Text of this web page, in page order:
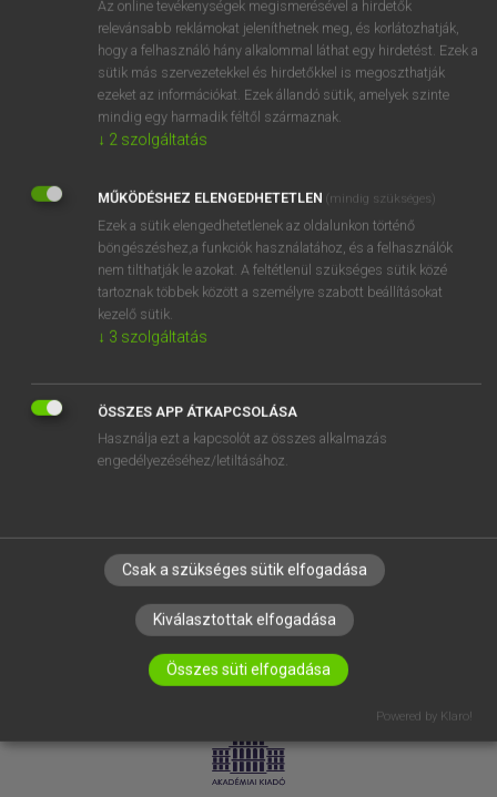
SZOTAR.NET APPLIKÁCIÓ
MICROSOFT OFFICE BŐVÍTMÉNY
BEÉPÜLŐ SZÓTÁRMODUL
ONLINE NYELVVIZSGA
EGYÉNI FELHASZNÁLÓKNAK
TANULÓKNAK
OKTATÁSI INTÉZMÉNYEKNEK
VÁLLALATI MEGOLDÁSOK
RÓLUNK
ELÉRHETŐSÉG
SÜTI BEÁLLÍTÁSOK
LICENCSZERZŐDÉS ADATVÉDELEM
Az online tevékenységek megismerésével a hirdetők
relevánsabb reklámokat jeleníthetnek meg, és korlátozhatják,
hogy a felhasználó hány alkalommal láthat egy hirdetést. Ezek a
sütik más szervezetekkel és hirdetőkkel is megoszthatják
ezeket az információkat. Ezek állandó sütik, amelyek szinte
mindig egy harmadik féltől származnak.
↓ 2 szolgáltatás
MŰKÖDÉSHEZ ELENGEDHETETLEN (mindig szükséges)
Ezek a sütik elengedhetetlenek az oldalunkon történő
böngészéshez,a funkciók használatához, és a felhasználók
nem tilthatják le azokat. A feltétlenül szükséges sütik közé
tartoznak többek között a személyre szabott beállításokat
kezelő sütik.
↓ 3 szolgáltatás
ÖSSZES APP ÁTKAPCSOLÁSA
Használja ezt a kapcsolót az összes alkalmazás
engedélyezéséhez/letiltásához.
Csak a szükséges sütik elfogadása
Kiválasztottak elfogadása
Összes süti elfogadása
Powered by Klaro!